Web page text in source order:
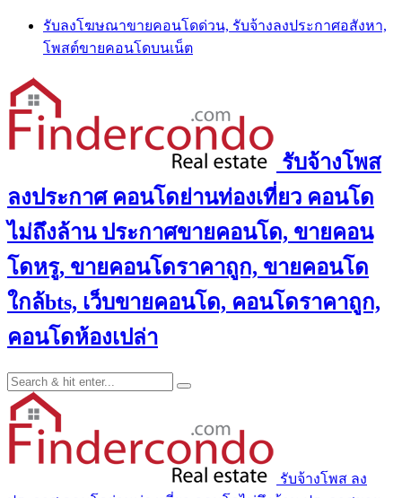
Skip
content
รับลงโฆษณาขายคอนโดด่วน, รับจ้างลงประกาศอสังหา,
โพสต์ขายคอนโดบนเน็ต
รับจ้างโพส
ลงประกาศ คอนโดย่านท่องเที่ยว คอนโด
ไม่ถึงล้าน ประกาศขายคอนโด, ขายคอน
โดหรู, ขายคอนโดราคาถูก, ขายคอนโด
ใกล้bts, เว็บขายคอนโด, คอนโดราคาถูก,
คอนโดห้องเปล่า
รับจ้างโพส ลง